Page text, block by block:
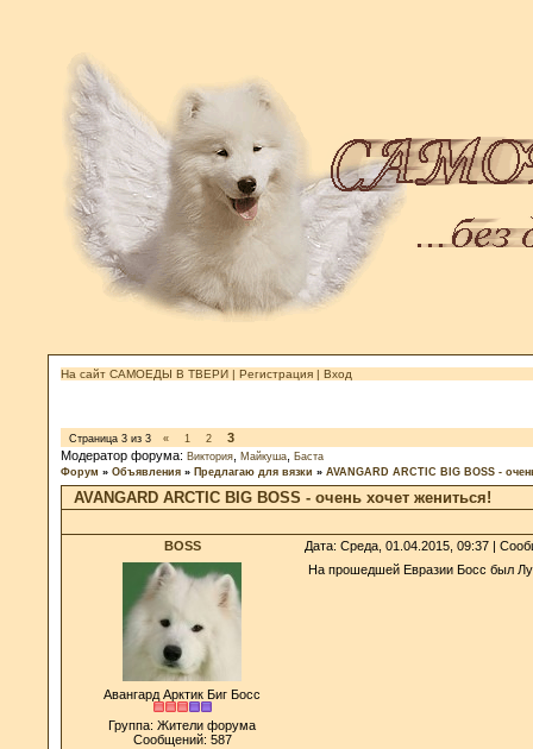
На сайт САМОЕДЫ В ТВЕРИ | Регистрация | Вход
Страница 3 из 3 « 1 2
3
Модератор форума: Виктория Майкуша
Баста
Форум » Объявления » Предлагаю для вязки » AVANGARD ARCTIC BIG BOSS -
AVANGARD ARCTIC BIG BOSS - очень хочет жениться!
BOSS Дата: Среда, 01.04.2015, 09:37 |
Авангард Арктик Биг Босс
Группа: Жители форума
Сообщений: 587
На прошедшей Евразии Босс был